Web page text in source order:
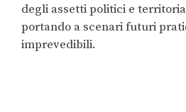
degli assetti politici e
portando a scenari futuri
imprevedibili.